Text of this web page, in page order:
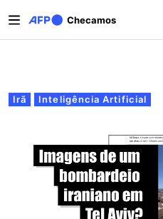
Checamos
Abas primárias
Irã Inteligência Artificial